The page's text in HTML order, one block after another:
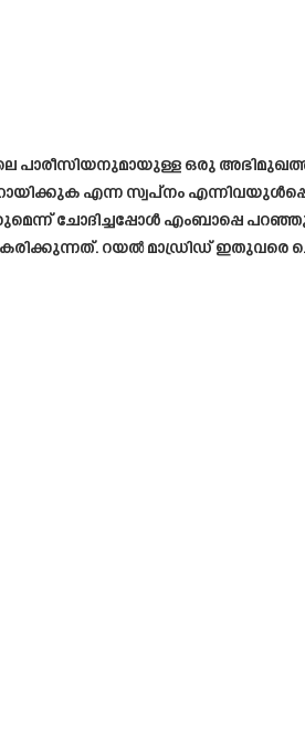
ലെ പാരീസിയനുമായുള്ള ഒരു
എന്ന സ്വപ്നം
ചോദിച്ചപ്പോൾ എംബാപ്പെ
റയൽ മാഡ്രിഡ് ഇതുവരെ